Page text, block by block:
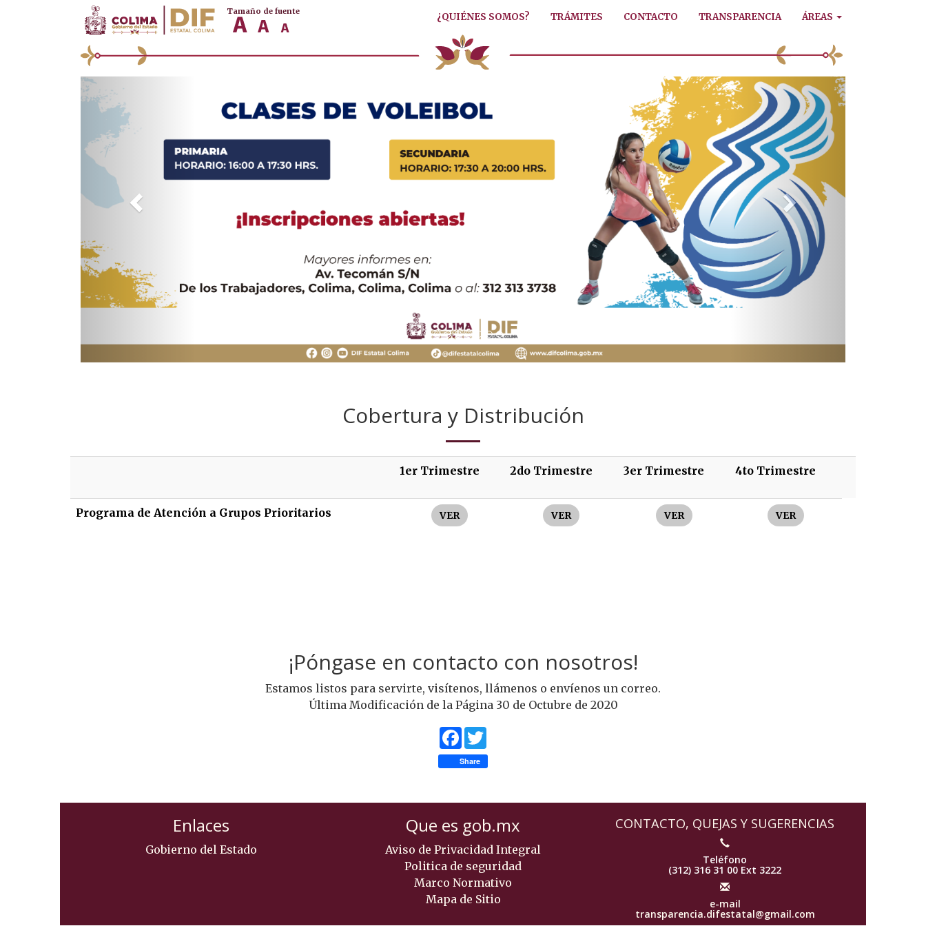
Tamaño de fuente ¿QUIÉNES SOMOS? TRÁMITES CONTACTO TRANSPARENCIA ÁREAS
Cobertura y Distribución
1er Trimestre 2do Trimestre 3er Trimestre 4to Trimestre
Programa de Atención a Grupos Prioritarios VER VER VER VER
¡Póngase en contacto con nosotros!
Estamos listos para servirte, visítenos, llámenos o envíenos un correo.
Última Modificación de la Página 30 de Octubre de 2020
Facebook
Share
Enlaces
Gobierno del Estado
Que es gob.mx
Aviso de Privacidad Integral
Politica de seguridad
Marco Normativo
Mapa de Sitio
CONTACTO, QUEJAS Y SUGERENCIAS
Teléfono
(312) 316 31 00 Ext 3222
e-mail
transparencia.difestatal@gmail.com